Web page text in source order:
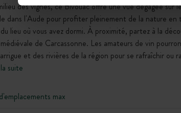
des vignes, ce Bivouac offre une vue dégagée sur
dans l'Aude pour profiter pleinement de la nature
lieu où vous avez dormi. À proximité, partez à la
de Carcassonne. Les amateurs de vin
et des rivières de la région pour se rafraîchir ou
suite
max